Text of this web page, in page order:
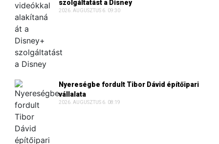
szolgáltatást a Disney
2026. AUGUSZTUS 6. 09:30
Nyereségbe fordult Tibor Dávid építőipari
vállalata
2026. AUGUSZTUS 6. 08:19